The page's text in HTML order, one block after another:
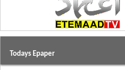
Todays Epaper